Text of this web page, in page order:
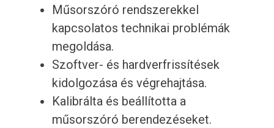
Műsorszóró rendszerekkel
kapcsolatos technikai problémák
megoldása.
Szoftver- és hardverfrissítések
kidolgozása és végrehajtása.
Kalibrálta és beállította a
műsorszóró berendezéseket.